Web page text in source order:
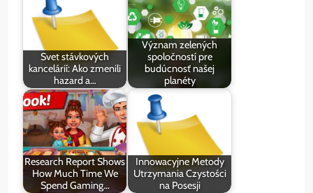
Svet stávkových
kancelárií: Ako zmenili
hazard a…
Význam zelených
spoločností pre
budúcnosť našej
planéty
Research Report Shows
How Much Time We
Spend Gaming…
Innowacyjne Metody
Utrzymania Czystości
na Posesji